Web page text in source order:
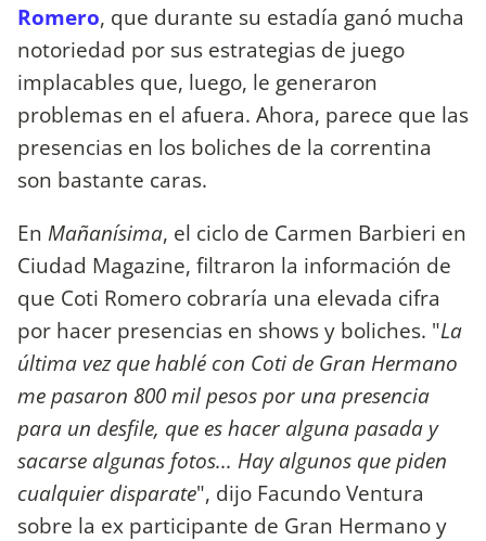
Romero, que durante su estadía ganó mucha
notoriedad por sus estrategias de juego
implacables que, luego, le generaron
problemas en el afuera. Ahora, parece que las
presencias en los boliches de la correntina
son bastante caras.
En Mañanísima, el ciclo de Carmen Barbieri en
Ciudad Magazine, filtraron la información de
que Coti Romero cobraría una elevada cifra
por hacer presencias en shows y boliches. "La
última vez que hablé con Coti de Gran Hermano
me pasaron 800 mil pesos por una presencia
para un desfile, que es hacer alguna pasada y
sacarse algunas fotos... Hay algunos que piden
cualquier disparate", dijo Facundo Ventura
sobre la ex participante de Gran Hermano y